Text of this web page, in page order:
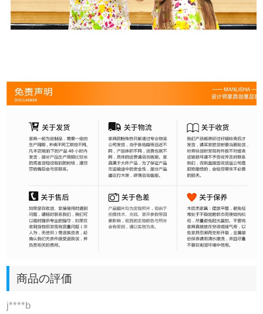
商品の評価
j****b